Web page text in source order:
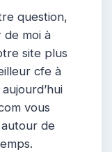
question,
moi à
site plus
cfe à
vous
de